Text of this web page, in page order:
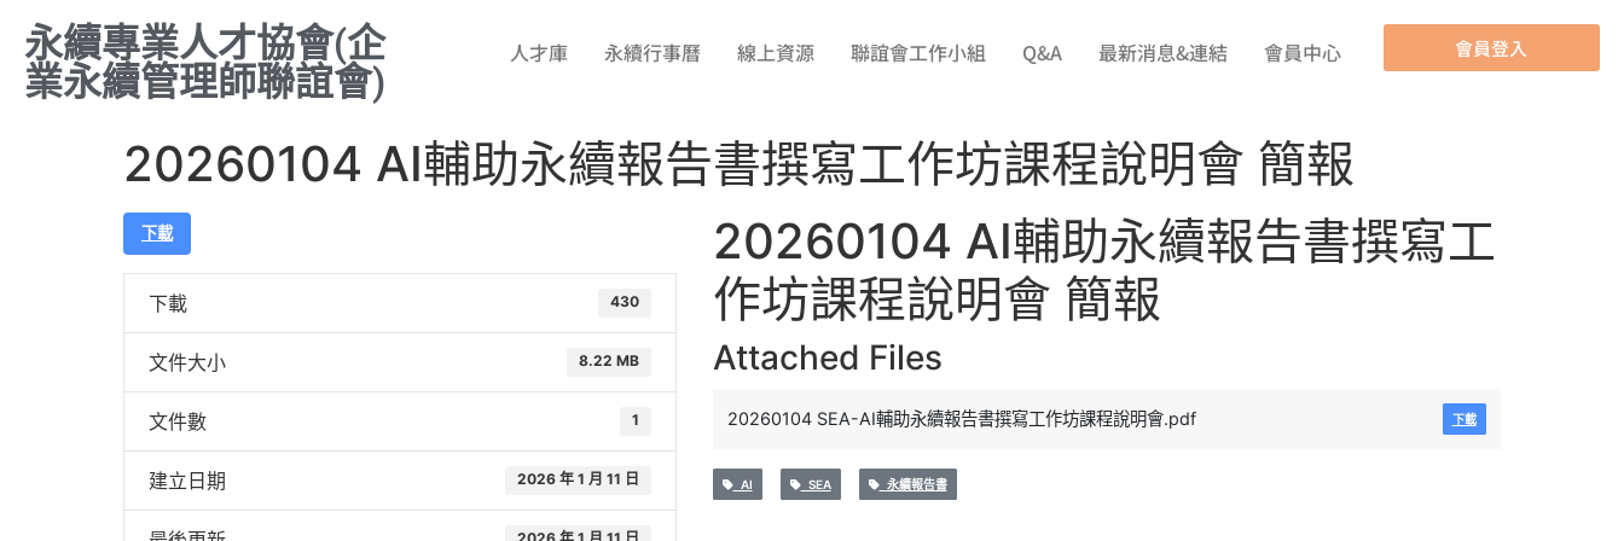
永續專業人才協會(企
業永續管理師聯誼會)
人才庫 永續行事曆 線上資源 聯誼會工作小組 Q&A 最新消息&連結 會員中心 會員登入
20260104 AI輔助永續報告書撰寫工作坊課程說明會 簡報
下載
下載 430
文件大小 8.22 MB
文件數 1
建立日期 2026 年 1 月 11 日
20260104 AI輔助永續報告書撰寫工
作坊課程說明會 簡報
Attached Files
20260104 SEA-AI輔助永續報告書撰寫工作坊課程說明會.pdf 下載
AI SEA 永續報告書